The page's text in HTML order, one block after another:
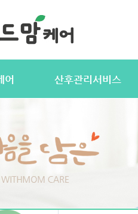
어 산후관리서비스
산후관리사 업무
산후관리사 자격요건